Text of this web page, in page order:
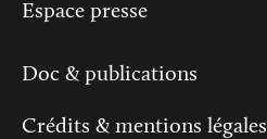
Espace presse
Doc & publications
Crédits & mentions légales